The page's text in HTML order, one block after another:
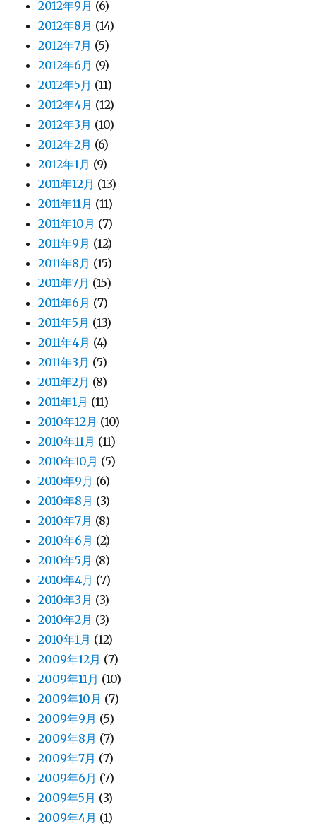
2012年9月 (6)
2012年8月 (14)
2012年7月 (5)
2012年6月 (9)
2012年5月 (11)
2012年4月 (12)
2012年3月 (10)
2012年2月 (6)
2012年1月 (9)
2011年12月 (13)
2011年11月 (11)
2011年10月 (7)
2011年9月 (12)
2011年8月 (15)
2011年7月 (15)
2011年6月 (7)
2011年5月 (13)
2011年4月 (4)
2011年3月 (5)
2011年2月 (8)
2011年1月 (11)
2010年12月 (10)
2010年11月 (11)
2010年10月 (5)
2010年9月 (6)
2010年8月 (3)
2010年7月 (8)
2010年6月 (2)
2010年5月 (8)
2010年4月 (7)
2010年3月 (3)
2010年2月 (3)
2010年1月 (12)
2009年12月 (7)
2009年11月 (10)
2009年10月 (7)
2009年9月 (5)
2009年8月 (7)
2009年7月 (7)
2009年6月 (7)
2009年5月 (3)
2009年4月 (1)